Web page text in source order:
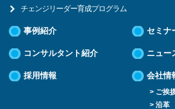
チェンジリーダー育成プログラム
事例紹介 セミナ
コンサルタント紹介 ニュー
採用情報 会社情
> ご挨
> 沿革